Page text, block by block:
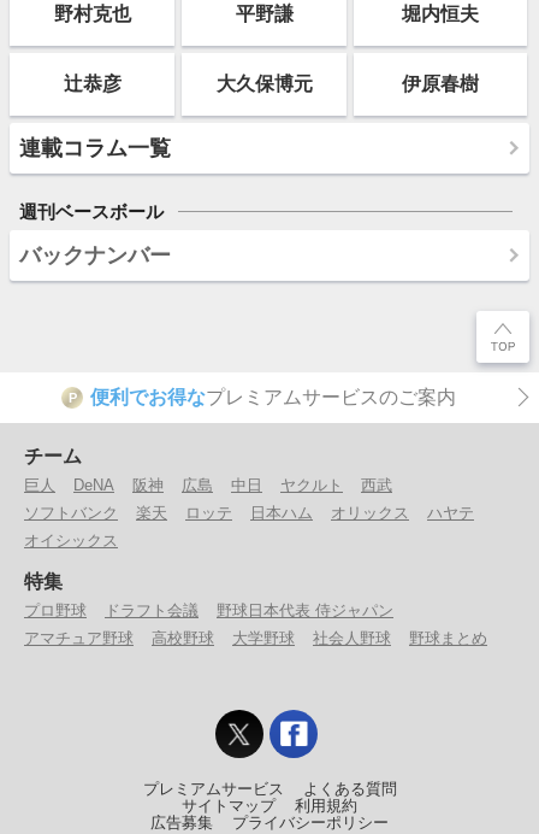
野村克也 平野謙 堀内恒夫
辻恭彦 大久保博元 伊原春樹
連載コラム一覧
週刊ベースボール
バックナンバー
P 便利でお得なプレミアムサービスのご案内
チーム
巨人 DeNA 阪神 広島 中日 ヤクルト
西武
ソフトバンク
楽天 ロッテ 日本ハム オリックス
ハヤテ
オイシックス
特集
プロ野球 ドラフト会議
野球日本代表 侍ジャパン
アマチュア野球
高校野球 大学野球 社会人野球 野球まとめ
プレミアムサービス
よくある質問
サイトマップ
利用規約
広告募集
プライバシーポリシー